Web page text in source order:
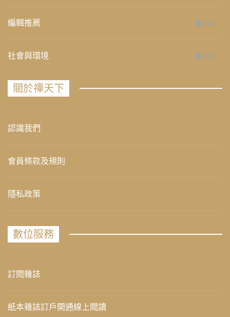
編輯推薦 236
社會與環境 235
關於禪天下
認識我們
會員條款及規則
隱私政策
數位服務
訂閱雜誌
紙本雜誌訂戶開通線上閱讀